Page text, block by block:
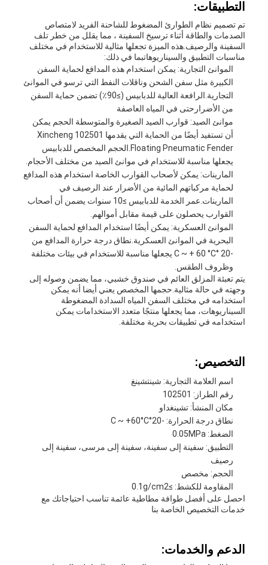
التطبيقات:
تم تصميم نظام الطوارئ المضغوط للشاحنة الفريد لامتصاص
الصدمات والطاقة أثناء ترسيخ السفينة ، مما يقلل من خطر تلف
السفينة والرصيف.هذه الميزة تجعلها مثالية للاستخدام في مختلف
مناسبات التطبيق والسيناريوهاتبما في ذلك:
الموانئ التجارية: يمكن استخدام هذه المدافع لحماية السفن
الكبيرة مثل سفن الشحن وناقلات النفط التي ترسو في الموانئ
التجارية.الرافعة العالية للدبابيس (≥90٪) تضمن حماية السفن
من الأضرارحتى في المياه العاصفة
موانئ الصيد: قوارب الصيد الصغيرة والمتوسطة الحجم يمكن
أن تستفيد أيضًا من الحماية التي يقدمها Xincheng 102501
Floating Pneumatic Fender.الحجم المخصص للدبابيس
يجعلها مناسبة للاستخدام في موانئ الصيد من مختلف الأحجام.
المارينات: يمكن لأصحاب القوارب الخاصة استخدام هذه المدافع
لحماية مركباتهم المائية من الأضرار عند الرصيف في
المارينات.عمر الخدمة للدبابيس ≥10 سنوات يضمن أن أصحاب
القوارب يحصلون على قيمة مقابل أموالهم.
الموانئ العسكرية: يمكن أيضًا استخدام المدافع لحماية السفن
البحرية في الموانئ العسكرية.نطاق درجة حرارة المدافع من
-20 °C ~ + 60 °C يجعلها مناسبة للاستخدام في بيئات مختلفة
وظروف الطقس.
يتم تعبئة المزلق العائم في صندوق خشبي، مما يضمن وصوله إلى
وجهته في حالة مثالية.حجمها المخصص يعني أيضا أنه يمكن
استخدامه في مختلف السفن المياه السدادة المضغوطة
السيناريوهات، مما يجعلها منتجًا متعدد الاستخدامات يمكن
استخدامه في تطبيقات بحرية مختلفة.
التخصيص:
اسم العلامة التجارية: شينتشينغ
رقم الطراز: 102501
مكان المنشأ: تشينغداو
نطاق درجة الحرارة: -20°C ~ +60°C
الضغط: 0.05MPa
التطبيق: سفينة إلى سفينة، سفينة إلى مرسى، سفينة إلى
رصيف
الحجم: مخصص
المقاومة للكشط: ≥0.1g/cm2
احصل على أفضل طوافة مطاطية عائمة تناسب احتياجاتك مع
خدمات التخصيص الخاصة بنا
الدعم والخدمات: